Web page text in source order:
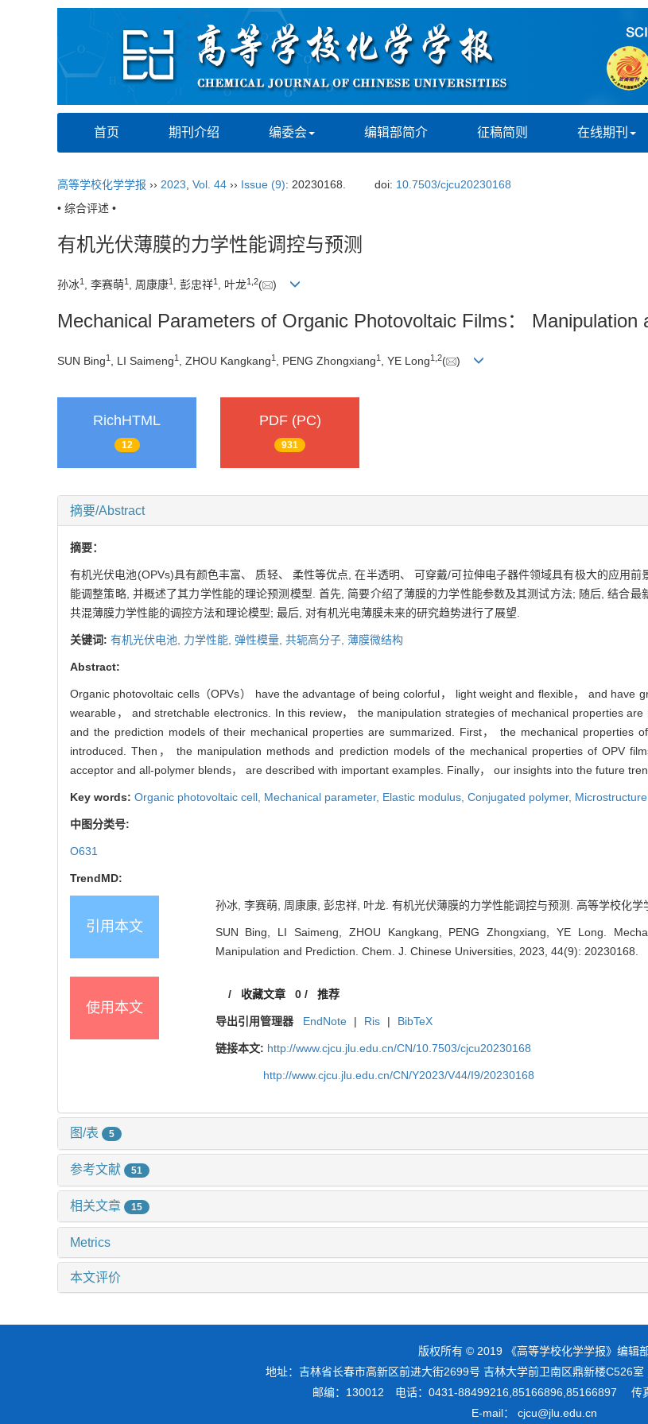
首页 期刊介绍 编委会 编辑部简介 征稿简则 在线期刊
高等学校化学学报 ›› 2023 Vol. 44 ›› Issue (9): 20230168. doi: 10.7503/cjcu20230168
• 综合评述 •
有机光伏薄膜的力学性能调控与预测
孙冰1 , 李赛萌1 , 周康康1 , 彭忠祥1 , 叶龙1 2( )
Mechanical Parameters of Organic Photovoltaic Films： Manipulation
SUN Bing1 , LI Saimeng1 , ZHOU Kangkang1 , PENG Zhongxiang1 , YE Long1 2( )
RichHTML
12
PDF (PC)
931
摘要/Abstract
摘要：
有机光伏电池(OPVs)具有颜色丰富、 质轻、 柔性等优点, 在半透明、 可穿戴/可拉伸电子器件领域具有极大的应用
能调整策略, 并概述了其力学性能的理论预测模型. 首先, 简要介绍了薄膜的力学性能参数及其测试方法; 随后, 结合
共混薄膜力学性能的调控方法和理论模型; 最后, 对有机光电薄膜未来的研究趋势进行了展望.
关键词: 有机光伏电池, 力学性能, 弹性模量, 共轭高分子, 薄膜微结构
Abstract:
Organic photovoltaic cells（OPVs） have the advantage of being colorful， light weight and flexible， and have
wearable， and stretchable electronics. In this review， the manipulation strategies of mechanical properties are
and the prediction models of their mechanical properties are summarized. First， the mechanical properties
introduced. Then， the manipulation methods and prediction models of the mechanical properties of OPV
acceptor and all-polymer blends， are described with important examples. Finally， our insights into the future
Key words: Organic photovoltaic cell, Mechanical parameter, Elastic modulus, Conjugated polymer,
中图分类号:
O631
TrendMD:
引用本文
孙冰, 李赛萌, 周康康, 彭忠祥, 叶龙. 有机光伏薄膜的力学性能调控与预测. 高等学校化
SUN Bing, LI Saimeng, ZHOU Kangkang, PENG Zhongxiang, YE Long.
Manipulation and Prediction. Chem. J. Chinese Universities, 2023, 44(9): 20230168.
使用本文
/ 收藏文章 0 /推荐
导出引用管理器 EndNote | Ris | BibTeX
链接本文: http://www.cjcu.jlu.edu.cn/CN/10.7503/cjcu20230168
http://www.cjcu.jlu.edu.cn/CN/Y2023/V44/I9/20230168
图/表 5
参考文献 51
相关文章 15
Metrics
本文评价
版权所有 © 2019 《高等学校化学学报》编辑
地址：吉林省长春市高新区前进大街2699号 吉林大学前卫南区鼎新楼C526
邮编：130012 电话：0431-88499216,85166896,85166897 传
E-mail： cjcu@jlu.edu.cn